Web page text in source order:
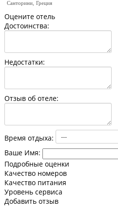
Санторини, Греция
Оцените отель
Достоинства:
Недостатки:
Отзыв об отеле:
Время отдыха:
Ваше Имя:
Подробные оценки
Качество номеров
Качество питания
Уровень сервиса
Добавить отзыв